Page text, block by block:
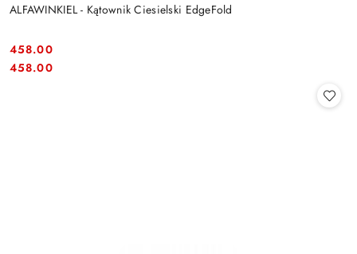
ALFAWINKIEL - Kątownik Ciesielski EdgeFold
Cena:
458.00
Cena:
458.00